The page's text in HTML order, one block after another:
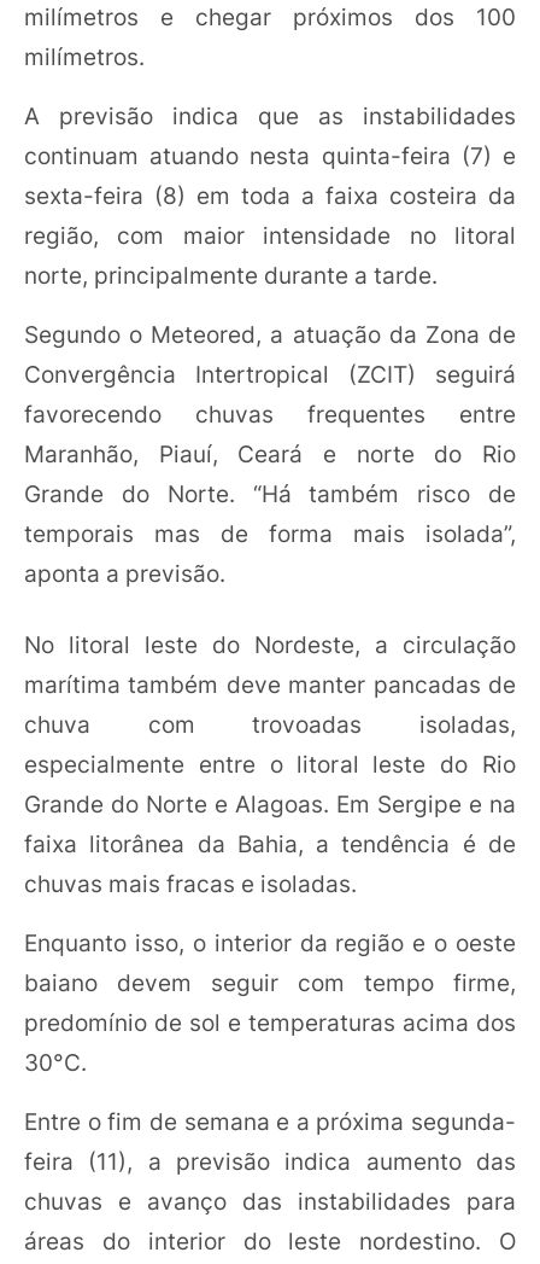
milímetros e chegar próximos dos 100
milímetros.
A previsão indica que as instabilidades
continuam atuando nesta quinta-feira (7) e
sexta-feira (8) em toda a faixa costeira da
região, com maior intensidade no litoral
norte, principalmente durante a tarde.
Segundo o Meteored, a atuação da Zona de
Convergência Intertropical (ZCIT) seguirá
favorecendo chuvas frequentes entre
Maranhão, Piauí, Ceará e norte do Rio
Grande do Norte. “Há também risco de
temporais mas de forma mais isolada”,
aponta a previsão.
No litoral leste do Nordeste, a circulação
marítima também deve manter pancadas de
chuva com trovoadas isoladas,
especialmente entre o litoral leste do Rio
Grande do Norte e Alagoas. Em Sergipe e na
faixa litorânea da Bahia, a tendência é de
chuvas mais fracas e isoladas.
Enquanto isso, o interior da região e o oeste
baiano devem seguir com tempo firme,
predomínio de sol e temperaturas acima dos
30°C.
Entre o fim de semana e a próxima segunda-
feira (11), a previsão indica aumento das
chuvas e avanço das instabilidades para
áreas do interior do leste nordestino. O